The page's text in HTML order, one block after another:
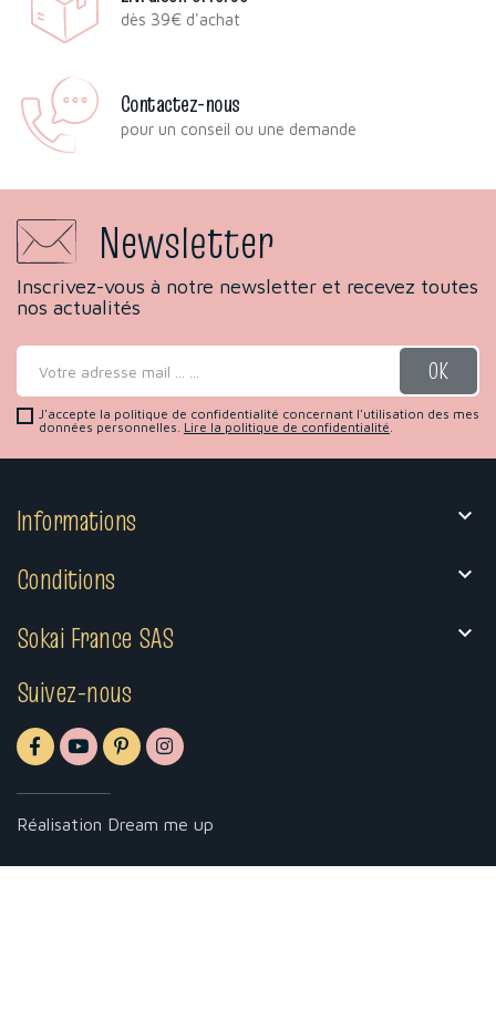
dès 39€ d'achat
Contactez-nous
pour un conseil ou une demande
Newsletter
Inscrivez-vous à notre newsletter et recevez toutes
nos actualités
J'accepte la politique de confidentialité concernant l'utilisation des mes
données personnelles. Lire la politique de confidentialité.
Informations 
Conditions 
Sokai France SAS 
Suivez-nous
Réalisation Dream me up